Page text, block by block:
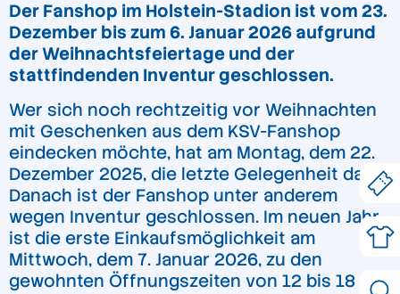
Der Fanshop im Holstein-Stadion ist vom 23.
Dezember bis zum 6. Januar 2026 aufgrund
der Weihnachtsfeiertage und der
stattfindenden Inventur geschlossen.
Wer sich noch rechtzeitig vor Weihnachten
mit Geschenken aus dem KSV-Fanshop
eindecken möchte, hat am Montag, dem 22.
Dezember 2025, die letzte Gelegenheit dazu.
Danach ist der Fanshop unter anderem
wegen Inventur geschlossen. Im neuen Jahr
ist die erste Einkaufsmöglichkeit am
Mittwoch, dem 7. Januar 2026, zu den
gewohnten Öffnungszeiten von 12 bis 18 Uhr.